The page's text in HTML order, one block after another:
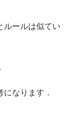
ルールは似てい
なります．